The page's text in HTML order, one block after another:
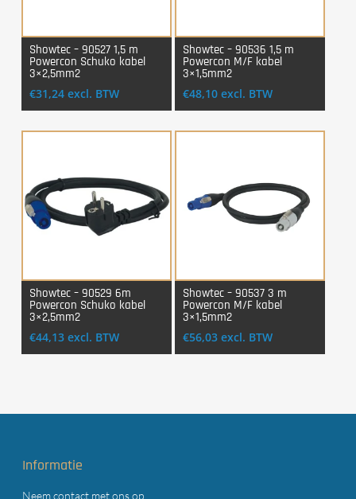
Login Voor Aankoop
Showtec – 90527 1,5 m
Powercon Schuko kabel
3×2,5mm2
€31,24 excl. BTW
Login Voor Aankoop
Showtec – 90536 1,5 m
Powercon M/F kabel
3×1,5mm2
€48,10 excl. BTW
Login Voor Aankoop
Showtec – 90529 6m
Powercon Schuko kabel
3×2,5mm2
€44,13 excl. BTW
Login Voor Aankoop
Showtec – 90537 3 m
Powercon M/F kabel
3×1,5mm2
€56,03 excl. BTW
Informatie
Neem contact met ons op